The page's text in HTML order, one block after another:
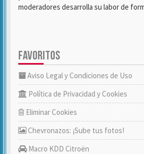
moderadores desarrolla su labor de
FAVORITOS
Aviso Legal y Condiciones de Uso
Política de Privacidad y Cookies
Eliminar Cookies
Chevronazos: ¡Sube tus fotos!
Macro KDD Citroën